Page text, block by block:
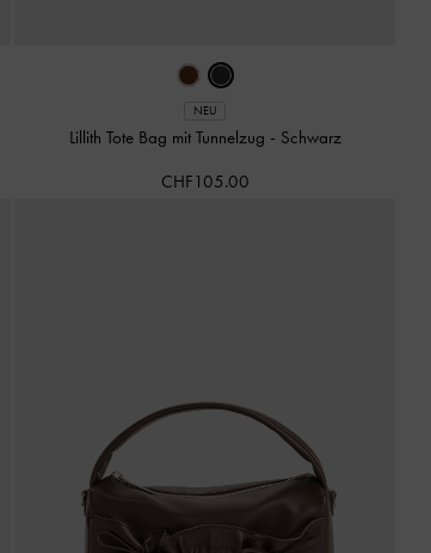
NEU
Lillith Tote Bag mit Tunnelzug - Schwarz
CHF105.00